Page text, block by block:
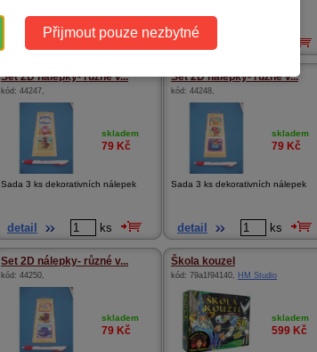
detail ks
Set 2D nálepky- různé v...
kód: 44247,
skladem
79 Kč
Sada 3 ks dekorativních nálepek
detail ks
Set 2D nálepky- různé v...
kód: 44248,
skladem
79 Kč
Sada 3 ks dekorativních nálepek
detail ks
Set 2D nálepky- různé v...
kód: 44250,
skladem
79 Kč
Škola kouzel
kód: 79a1f94140, HM Studio
skladem
599 Kč
Přijmout pouze nezbytné